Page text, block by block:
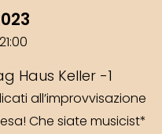
Haus Keller -1
all’improvvisazione
Che siate musicist*